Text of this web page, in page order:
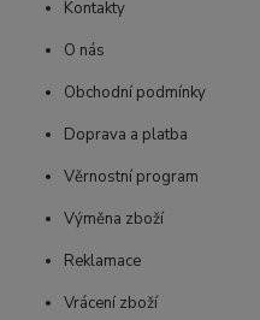
Kontakty
O nás
Obchodní podmínky
Doprava a platba
Věrnostní program
Výměna zboží
Reklamace
Vrácení zboží